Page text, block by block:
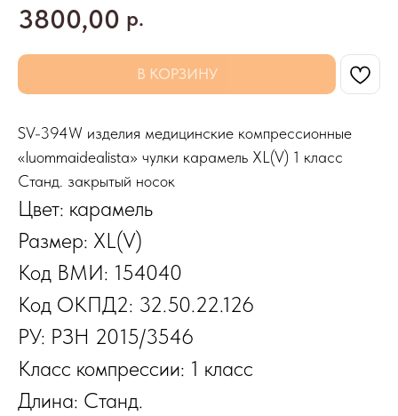
3800,00 р.
В КОРЗИНУ
SV-394W изделия медицинские компрессионные
«luommaidealista» чулки карамель XL(V) 1 класс
Станд. закрытый носок
Цвет: карамель
Размер: XL(V)
Код ВМИ: 154040
Код ОКПД2: 32.50.22.126
РУ: РЗН 2015/3546
Класс компрессии: 1 класс
Длина: Станд.